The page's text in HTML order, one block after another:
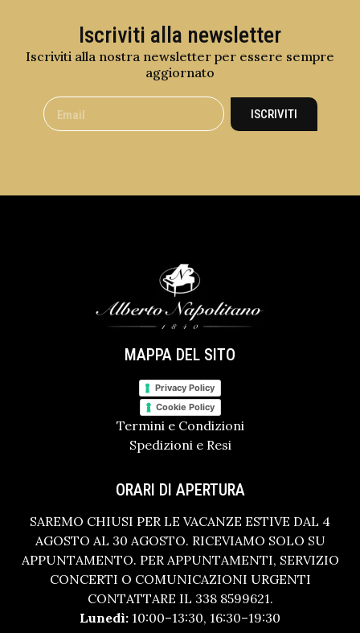
Iscriviti alla newsletter
Iscriviti alla nostra newsletter per essere sempre
aggiornato
ISCRIVITI
MAPPA DEL SITO
Privacy Policy
Cookie Policy
Termini e Condizioni
Spedizioni e Resi
ORARI DI APERTURA
SAREMO CHIUSI PER LE VACANZE ESTIVE DAL 4
AGOSTO AL 30 AGOSTO. RICEVIAMO SOLO SU
APPUNTAMENTO. PER APPUNTAMENTI, SERVIZIO
CONCERTI O COMUNICAZIONI URGENTI
CONTATTARE IL 338 8599621.
Lunedì: 10:00–13:30, 16:30–19:30